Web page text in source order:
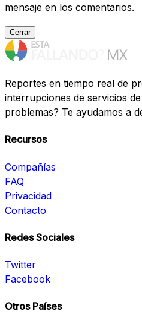
mensaje en los comentarios.
Cerrar
Reportes en tiempo real de
interrupciones de servicios
problemas? Te ayudamos a
Recursos
Compañías
FAQ
Privacidad
Contacto
Redes Sociales
Twitter
Facebook
Otros Países